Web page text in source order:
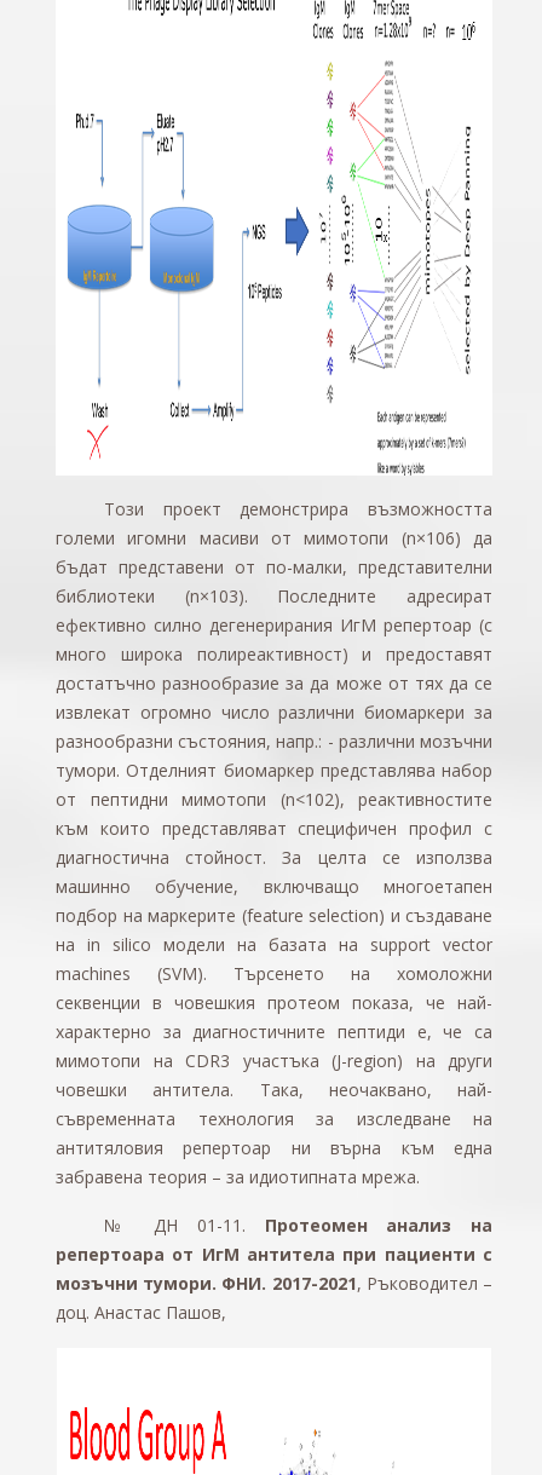
Този проект демонстрира възможността
големи игомни масиви от мимотопи (n×106) да
бъдат представени от по-малки, представителни
библиотеки (n×103). Последните адресират
ефективно силно дегенерирания ИгМ репертоар (с
много широка полиреактивност) и предоставят
достатъчно разнообразие за да може от тях да се
извлекат огромно число различни биомаркери за
разнообразни състояния, напр.: - различни мозъчни
тумори. Отделният биомаркер представлява набор
от пептидни мимотопи (n<102), реактивностите
към които представляват специфичен профил с
диагностична стойност. За целта се използва
машинно обучение, включващо многоетапен
подбор на маркерите (feature selection) и създаване
на in silico модели на базата на support vector
machines (SVM). Търсенето на хомоложни
секвенции в човешкия протеом показа, че най-
характерно за диагностичните пептиди е, че са
мимотопи на CDR3 участъка (J-region) на други
човешки антитела. Така, неочаквано, най-
съвременната технология за изследване на
антитяловия репертоар ни върна към една
забравена теория – за идиотипната мрежа.
№ ДН 01-11. Протеомен анализ на
репертоара от ИгМ антитела при пациенти с
мозъчни тумори. ФНИ. 2017-2021, Ръководител –
доц. Анастас Пашов,